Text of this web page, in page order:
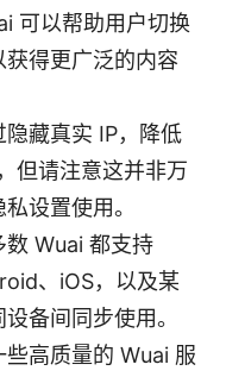
可以帮助用户切换
得更广泛的内容
藏真实 IP，降低
但请注意这并非万
设置使用。
数 Wuai 都支持
、iOS，以及某
备间同步使用。
高质量的 Wuai 服